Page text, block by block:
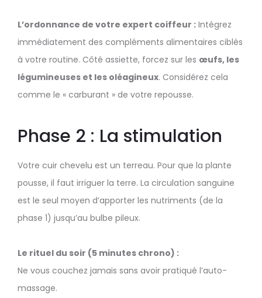
L’ordonnance de votre expert coiffeur : Intégrez
immédiatement des compléments alimentaires ciblés
à votre routine. Côté assiette, forcez sur les œufs, les
légumineuses et les oléagineux. Considérez cela
comme le « carburant » de votre repousse.
Phase 2 : La stimulation
Votre cuir chevelu est un terreau. Pour que la plante
pousse, il faut irriguer la terre. La circulation sanguine
est le seul moyen d’apporter les nutriments (de la
phase 1) jusqu’au bulbe pileux.
Le rituel du soir (5 minutes chrono) :
Ne vous couchez jamais sans avoir pratiqué l’auto-
massage.